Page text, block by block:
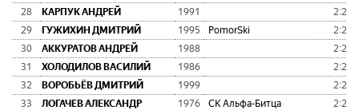
28
КАРПУК АНДРЕЙ 1991
29
ГУЖИХИН ДМИТРИЙ 1995 PomorSki
30
АККУРАТОВ АНДРЕЙ 1988
31
ХОЛОДИЛОВ ВАСИЛИЙ 1986
32
ВОРОБЬЁВ ДМИТРИЙ 1999
33
ЛОГАЧЕВ АЛЕКСАНДР 1976 СК Альфа-Битца